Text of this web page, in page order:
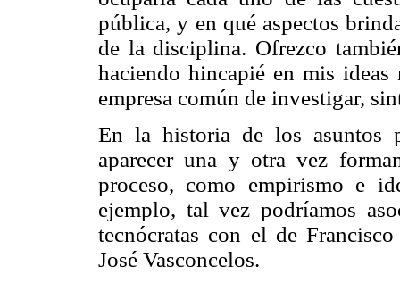
pública, y en qué aspectos
de la disciplina. Ofrezco
haciendo hincapié en mis ideas
empresa común de investigar,
En la historia de los asuntos
aparecer una y otra vez
proceso, como empirismo e
ejemplo, tal vez podríamos
tecnócratas con el de
José Vasconcelos.